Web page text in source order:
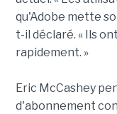
qu'Adobe mette
t-il déclaré. « Ils
rapidement. »
Eric McCashey
d'abonnement